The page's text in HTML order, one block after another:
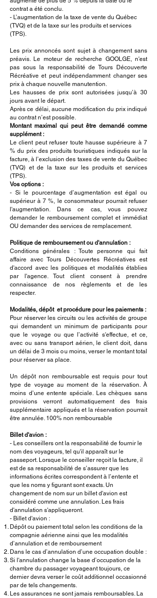
contrat a été conclu.
- L’augmentation de la taxe de vente du Québec
(TVQ) et de la taxe sur les produits et services
(TPS).
Les prix annoncés sont sujet à changement sans
préavis. Le moteur de recherche GOOLGE, n'est
pas sous la responsabilité de Tours Découverte
Récréative et peut indépendamment changer ses
prix à chaque nouvelle manutention.
Les hausses de prix sont autorisées jusqu’à 30
jours avant le départ.
Après ce délai, aucune modification du prix indiqué
au contrat n’est possible.
Montant maximal qui peut être demandé comme
supplément :
Le client peut refuser toute hausse supérieure à 7
% du prix des produits touristiques indiqués sur la
facture, à l’exclusion des taxes de vente du Québec
(TVQ) et de la taxe sur les produits et services
(TPS).
Vos options :
- Si le pourcentage d’augmentation est égal ou
supérieur à 7 %, le consommateur pourrait refuser
l'augmentation. Dans ce cas, vous pouvez
demander le remboursement complet et immédiat
OU demander des services de remplacement.
Politique de remboursement ou d'annulation :
Conditions générales : Toute personne qui fait
affaire avecTours Découvertes Récréativesest
d'accord avec les politiques et modalités établies
par l'agence. Tout client consent à prendre
connaissance de nos règlements et de les
respecter.
Modalités, dépôt et procédure pour les paiements :
Pour réserver les circuits ou les activités de groupe
qui demandent un minimum de participants pour
que le voyage ou que l’activité s'effectue, et ce,
avec ou sans transport aérien, le client doit, dans
un délai de 3 mois ou moins, verser le montant total
pour réserver sa place.
Un dépôt non remboursable est requis pour tout
type de voyage au moment de la réservation. À
moins d’une entente spéciale. Les chèques sans
provisions verront automatiquement des frais
supplémentaire appliqués et la réservation pourrait
être annulée. 100% non remboursable
Billet d'avion :
- Les conseillers ont la responsabilité de fournir le
nom des voyageurs, tel qu'il apparaît sur le
passeport. Lorsque le conseiller reçoit la facture, il
est de sa responsabilité de s’assurer que les
informations écrites correspondent à l’entente et
que les noms y figurant sont exacts. Un
changement de nom sur un billet d'avion est
considéré comme une annulation. Les frais
d'annulation s'appliqueront.
- Billet d'avion :
Dépôt ou paiement total selon les conditions de la
compagnie aérienne ainsi que les modalités
d’annulation et de remboursement
Dans le cas d’annulation d’une occupation double :
Si l'annulation change la base d’occupation de la
chambre du passager voyageant toujours, ce
dernier devra verser le coût additionnel occasionné
par de tels changements.
Les assurances ne sont jamais remboursables. La